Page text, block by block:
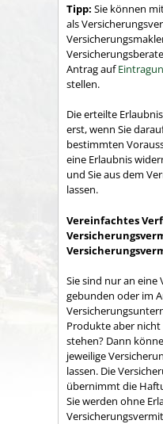
Tipp: Sie können
als
Antrag auf
stellen.
Die erteilte Er
erst, wenn Sie
bestimmten
eine Erlaubnis
und Sie aus dem
lassen.
Vereinfachtes
Versich
Sie sind nur an eine
gebunden oder im
Produkte aber
stehen? Dann
jeweilige
lassen. Die
übernimmt die
Sie werden ohne